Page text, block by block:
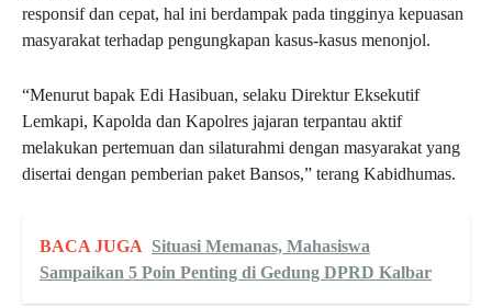
responsif dan cepat, hal ini berdampak pada tingginya kepuasan
masyarakat terhadap pengungkapan kasus-kasus menonjol.
“Menurut bapak Edi Hasibuan, selaku Direktur Eksekutif
Lemkapi, Kapolda dan Kapolres jajaran terpantau aktif
melakukan pertemuan dan silaturahmi dengan masyarakat yang
disertai dengan pemberian paket Bansos,” terang Kabidhumas.
BACA JUGA Situasi Memanas, Mahasiswa
Sampaikan 5 Poin Penting di Gedung DPRD Kalbar